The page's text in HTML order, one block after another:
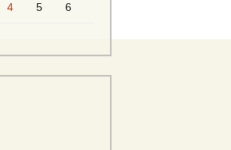
4 5 6